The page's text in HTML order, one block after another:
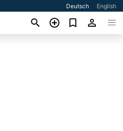
Deutsch English